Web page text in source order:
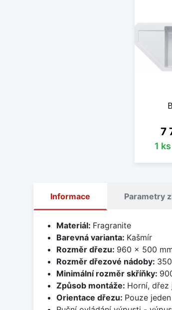
7
1
Informace Parametry
Materiál: Fragranite
Barevná varianta: Kašmír
Rozměr dřezu: 960 x 500
Rozměr dřezové nádoby:
Minimální rozměr skříňky:
Způsob montáže: Horní, dřez
Orientace dřezu: Pouze